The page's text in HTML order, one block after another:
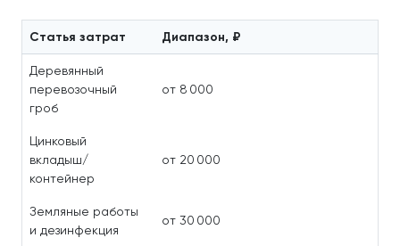
Статья затрат Диапазон, ₽
Деревянный
перевозочный
гроб
от 8 000
Цинковый
вкладыш/
контейнер
от 20 000
Земляные работы
и дезинфекция
от 30 000